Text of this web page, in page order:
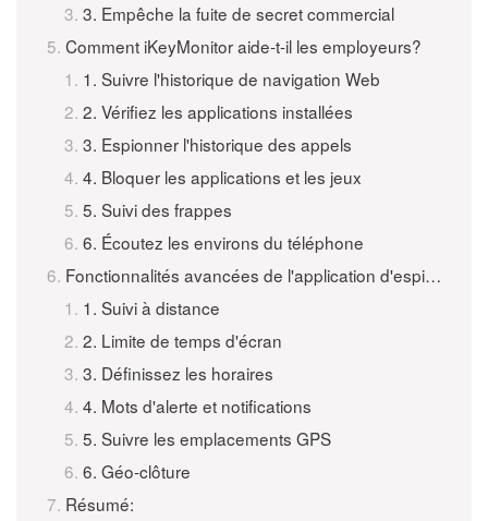
3. Empêche la fuite de secret commercial
Comment iKeyMonitor aide-t-il les employeurs?
1. Suivre l'historique de navigation Web
2. Vérifiez les applications installées
3. Espionner l'historique des appels
4. Bloquer les applications et les jeux
5. Suivi des frappes
6. Écoutez les environs du téléphone
Fonctionnalités avancées de l'application d'espionnage mobile iKeyMonitor
1. Suivi à distance
2. Limite de temps d'écran
3. Définissez les horaires
4. Mots d'alerte et notifications
5. Suivre les emplacements GPS
6. Géo-clôture
Résumé: